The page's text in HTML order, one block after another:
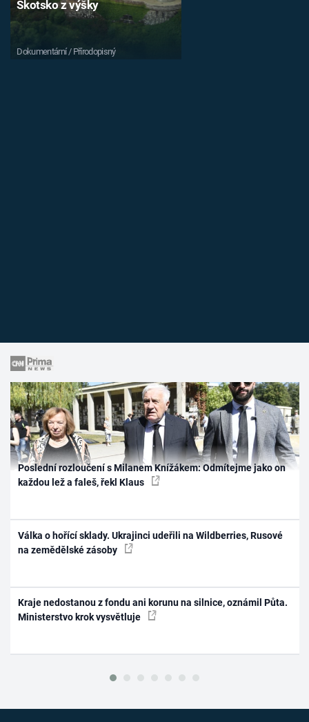
Skotsko z výšky
Dokumentární / Přírodopisný
Poslední rozloučení s Milanem Knížákem: Odmítejme jako on
každou lež a faleš, řekl Klaus
Válka o hořící sklady. Ukrajinci udeřili na Wildberries, Rusové
na zemědělské zásoby
Kraje nedostanou z fondu ani korunu na silnice, oznámil Půta.
Ministerstvo krok vysvětluje